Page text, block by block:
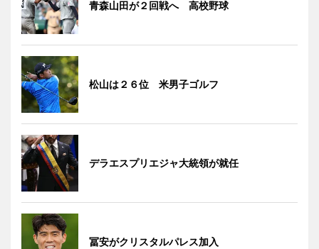
青森山田が２回戦へ 高校野球
松山は２６位 米男子ゴルフ
デラエスプリエジャ大統領が就任
冨安がクリスタルパレス加入